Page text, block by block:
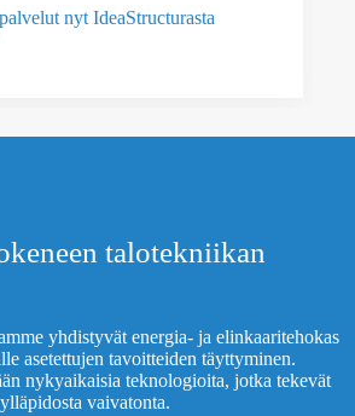
nyt IdeaStructurasta
talotekniikan
yhdistyvät energia- ja elinkaaritehokas
asetettujen tavoitteiden täyttyminen.
nykyaikaisia teknologioita, jotka tekevät
vaivatonta.